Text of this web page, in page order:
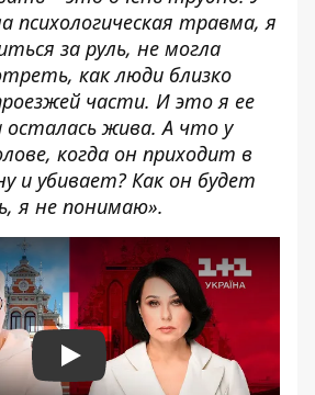
психологическая травма, я
за руль, не могла
как люди близко
части. И это я ее
осталась жива. А что у
когда он приходит в
и убивает? Как он будет
я не понимаю».
Play